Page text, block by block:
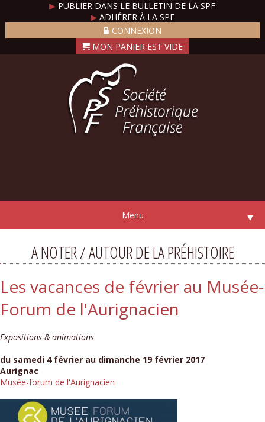
▶ PUBLIER DANS LE BULLETIN DE LA SPF
▶ADHÉRER À LA SPF
CONNEXION
Menu ▼
A NOTER / AUTOUR DE LA PRÉHISTOIRE
Les vacances de février au Musée-
Forum de l'Aurignacien
Expositions & animations
du samedi 4 février au dimanche 19 février 2017
Aurignac
Musée-forum de l'Aurignacien